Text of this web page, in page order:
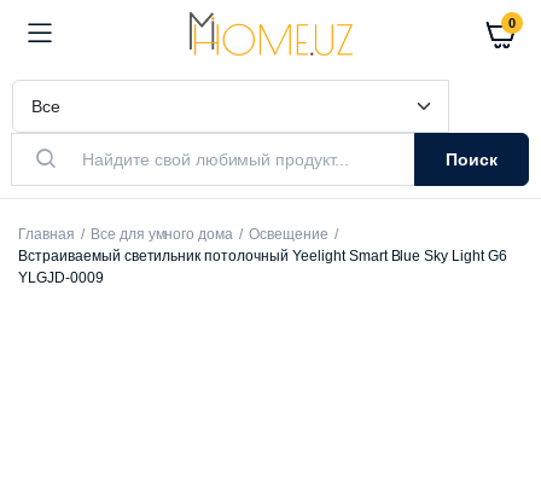
0
Поиск
Главная Все для умного дома
Освещение
Встраиваемый светильник потолочный Yeelight Smart Blue Sky Light G6
YLGJD-0009